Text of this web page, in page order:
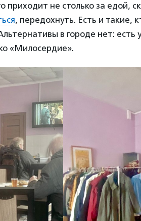
приходит не столько за едой,
, передохнуть. Есть и такие,
в городе нет:
«Милосердие».